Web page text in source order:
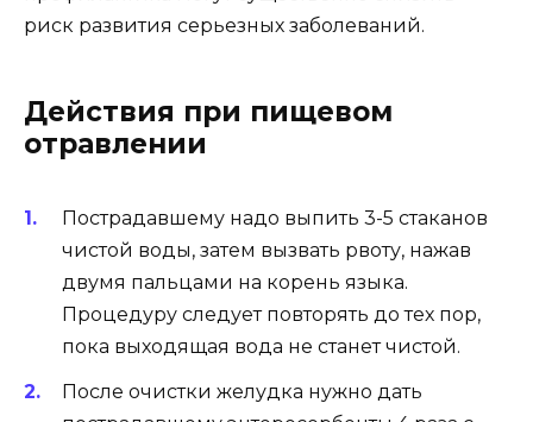
риск развития серьезных заболеваний.
Действия при пищевом
отравлении
Пострадавшему надо выпить 3-5 стаканов
чистой воды, затем вызвать рвоту, нажав
двумя пальцами на корень языка.
Процедуру следует повторять до тех пор,
пока выходящая вода не станет чистой.
После очистки желудка нужно дать